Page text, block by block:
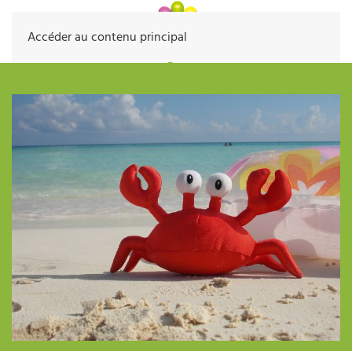
Accéder au contenu principal